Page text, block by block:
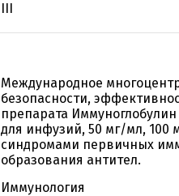
III
Международное
безопасности,
препарата
для инфузий, 50 мг/мл, 100
синдромами первичных
образования антител.
Иммунология